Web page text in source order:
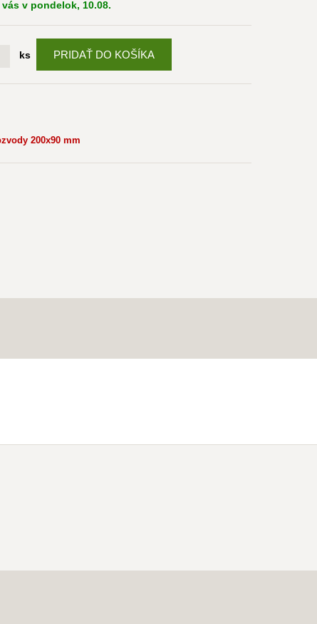
v pondelok, 10.08.
ks PRIDAŤ DO KOŠÍKA
200x90 mm